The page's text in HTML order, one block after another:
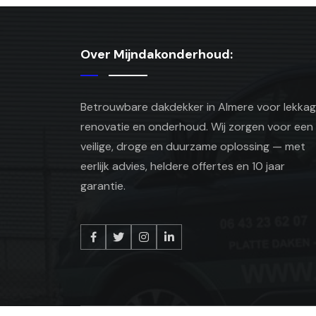
Over Mijndakonderhoud:
Betrouwbare dakdekker in Almere voor
renovatie en onderhoud. Wij zorgen voor een
veilige, droge en duurzame oplossing — met
eerlijk advies, heldere offertes en 10 jaar
garantie.